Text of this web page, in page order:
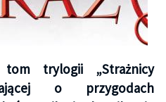
trylogii „Strażnicy
o przygodach